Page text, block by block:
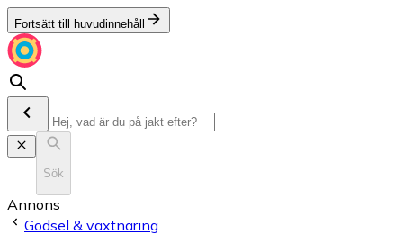
Fortsätt till huvudinnehåll
Sök
Annons
Gödsel & växtnäring